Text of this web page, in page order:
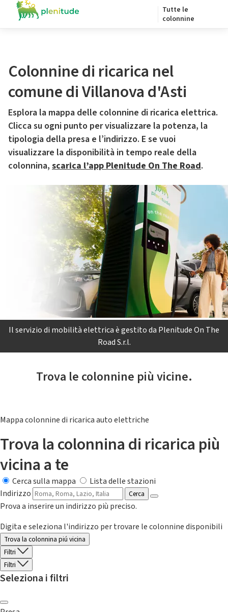
Tutte le
colonnine
Colonnine di ricarica nel
comune di Villanova d'Asti
Esplora la mappa delle colonnine di ricarica elettrica.
Clicca su ogni punto per visualizzare la potenza, la
tipologia della presa e l’indirizzo. E se vuoi
visualizzare la disponibilità in tempo reale della
colonnina, scarica l’app Plenitude On The Road.
Il servizio di mobilità elettrica è gestito da Plenitude On The
Road S.r.l.
Trova le colonnine più vicine.
Mappa colonnine di ricarica auto elettriche
Trova la colonnina di ricarica più
vicina a te
Cerca sulla mappa
Lista delle stazioni
Indirizzo
Cerca
Prova a inserire un indirizzo più preciso.
Digita e seleziona l'indirizzo per trovare le colonnine disponibili
Trova la colonnina piú vicina
Filtri
Filtri
Seleziona i filtri